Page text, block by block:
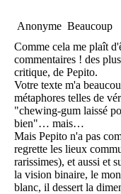
Anonyme Beaucoup
Comme cela me plaît
commentaires ! des
critique, de Pepito.
Votre texte m'a
métaphores telles de
"chewing-gum laissé
bien"… mais…
Mais Pepito n'a pas
regrette les lieux
rarissimes), et aussi et
la vision binaire, le
blanc, il dessert la